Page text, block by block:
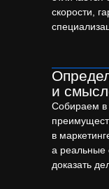
скорости,
и
Собираем в
в
а
доказать
Примеры